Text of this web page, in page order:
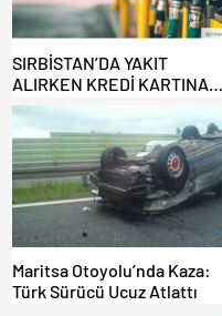
SIRBİSTAN’DA YAKIT
ALIRKEN KREDİ KARTINA
DİKKAT: MAĞDUR OLMAYIN!
Maritsa Otoyolu’nda Kaza:
Türk Sürücü Ucuz Atlattı